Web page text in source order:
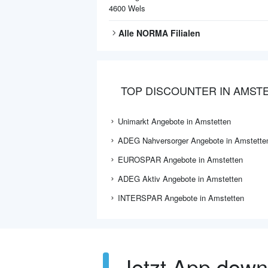
4600 Wels
Alle NORMA Filialen
TOP DISCOUNTER IN
Unimarkt Angebote in Amstetten
ADEG Nahversorger Angebote in
EUROSPAR Angebote in Amstetten
ADEG Aktiv Angebote in Amstetten
INTERSPAR Angebote in Amstetten